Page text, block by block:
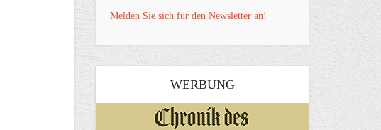
Melden Sie sich für den Newsletter an!
WERBUNG